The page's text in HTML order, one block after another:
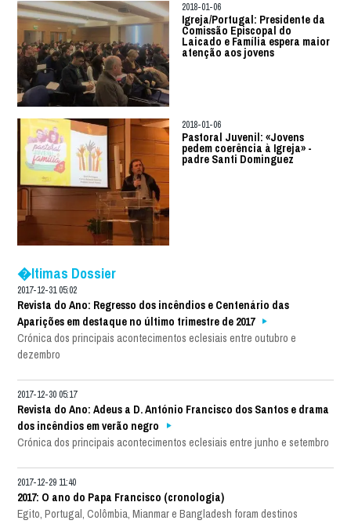
2018-01-06
Igreja/Portugal: Presidente da
Comissão Episcopal do
Laicado e Família espera maior
atenção aos jovens
2018-01-06
Pastoral Juvenil: «Jovens
pedem coerência à Igreja» -
padre Santi Dominguez
�ltimas Dossier
2017-12-31 05:02
Revista do Ano: Regresso dos incêndios e Centenário das
Aparições em destaque no último trimestre de 2017
Crónica dos principais acontecimentos eclesiais entre outubro e
dezembro
2017-12-30 05:17
Revista do Ano: Adeus a D. António Francisco dos Santos e drama
dos incêndios em verão negro
Crónica dos principais acontecimentos eclesiais entre junho e setembro
2017-12-29 11:40
2017: O ano do Papa Francisco (cronologia)
Egito, Portugal, Colômbia, Mianmar e Bangladesh foram destinos